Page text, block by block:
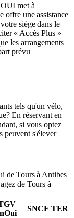
met à
offre une assistance
siège dans le
« Accès Plus »
les arrangements
prévu
tels qu'un vélo,
En réservant en
si vous optez
peuvent s'élever
de Tours à Antibes
de Tours à
SNCF TER